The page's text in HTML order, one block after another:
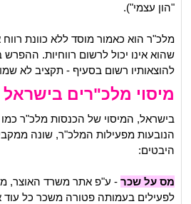
"הון עצמי").
מלכ"ר הוא כאמור מוסד ללא כוונת רווח
שהוא אינו יכול לרשום רווחיות.
להוצאותיו רשום בסעיף - תקציב לא
מיסוי מלכ"רים בישראל
בישראל, המיסוי של הכנסות מלכ"ר
הנובעות מפעילות המלכ"ר, שונה
היבטים:
מס על שכר - ע"פ אתר משרד האוצר,